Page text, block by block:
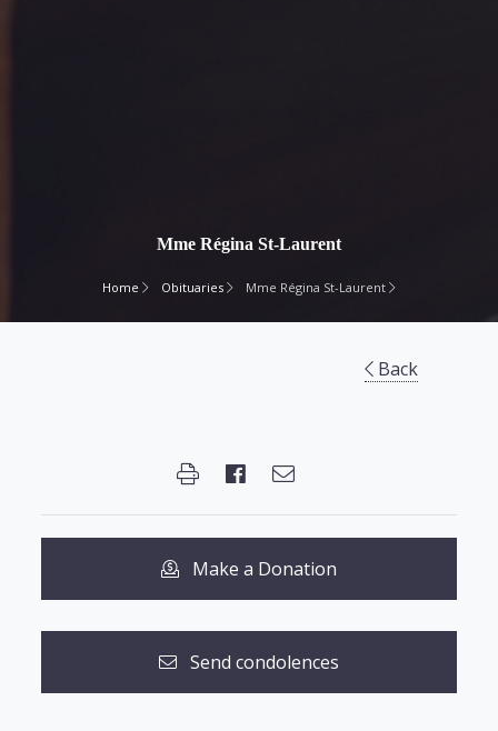
Mme Régina St-Laurent
Home Obituaries Mme Régina St-Laurent
Back
Make a Donation
Send condolences